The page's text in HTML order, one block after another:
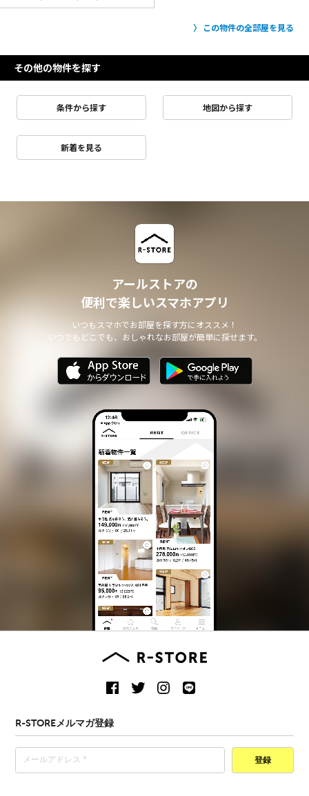
この物件の全部屋を見る
その他の物件を探す
条件から探す 地図から探す
新着を見る
アールストアの
便利で楽しいスマホアプリ
いつもスマホでお部屋を探す方にオススメ！
いつでもどこでも、おしゃれなお部屋が簡単に探せます。
R-STOREメルマガ登録
登録